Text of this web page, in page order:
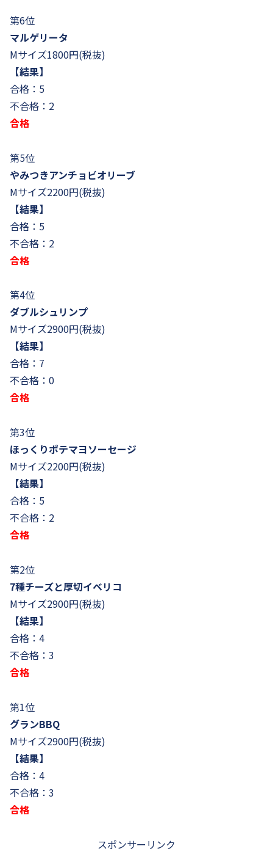
第6位
マルゲリータ
Mサイズ1800円(税抜)
【結果】
合格：5
不合格：2
合格
第5位
やみつきアンチョビオリーブ
Mサイズ2200円(税抜)
【結果】
合格：5
不合格：2
合格
第4位
ダブルシュリンプ
Mサイズ2900円(税抜)
【結果】
合格：7
不合格：0
合格
第3位
ほっくりポテマヨソーセージ
Mサイズ2200円(税抜)
【結果】
合格：5
不合格：2
合格
第2位
7種チーズと厚切イベリコ
Mサイズ2900円(税抜)
【結果】
合格：4
不合格：3
合格
第1位
グランBBQ
Mサイズ2900円(税抜)
【結果】
合格：4
不合格：3
合格
スポンサーリンク